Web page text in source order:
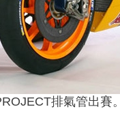
排氣管出賽